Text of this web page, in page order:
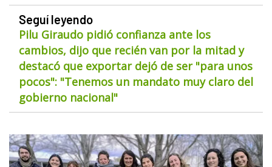
Seguí leyendo
Pilu Giraudo pidió confianza ante los
cambios, dijo que recién van por la mitad y
destacó que exportar dejó de ser "para unos
pocos": "Tenemos un mandato muy claro del
gobierno nacional"